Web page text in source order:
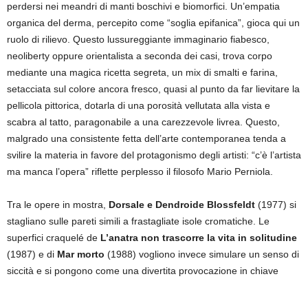
perdersi nei meandri di manti boschivi e biomorfici. Un’empatia
organica del derma, percepito come “soglia epifanica”, gioca qui un
ruolo di rilievo. Questo lussureggiante immaginario fiabesco,
neoliberty oppure orientalista a seconda dei casi, trova corpo
mediante una magica ricetta segreta, un mix di smalti e farina,
setacciata sul colore ancora fresco, quasi al punto da far lievitare la
pellicola pittorica, dotarla di una porosità vellutata alla vista e
scabra al tatto, paragonabile a una carezzevole livrea. Questo,
malgrado una consistente fetta dell’arte contemporanea tenda a
svilire la materia in favore del protagonismo degli artisti: “c’è l’artista
ma manca l’opera” riflette perplesso il filosofo Mario Perniola.
Tra le opere in mostra, Dorsale e Dendroide Blossfeldt (1977) si
stagliano sulle pareti simili a frastagliate isole cromatiche. Le
superfici craquelé de L’anatra non trascorre la vita in solitudine
(1987) e di Mar morto (1988) vogliono invece simulare un senso di
siccità e si pongono come una divertita provocazione in chiave